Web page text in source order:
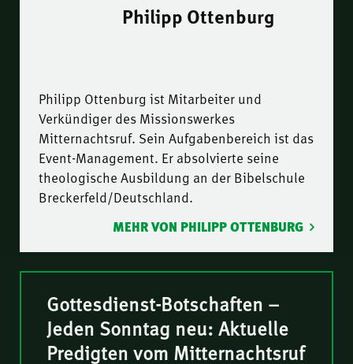
Philipp Ottenburg
Philipp Ottenburg ist Mitarbeiter und
Verkündiger des Missionswerkes
Mitternachtsruf. Sein Aufgabenbereich ist das
Event-Management. Er absolvierte seine
theologische Ausbildung an der Bibelschule
Breckerfeld/Deutschland.
MEHR VON PHILIPP OTTENBURG
Gottesdienst-Botschaften –
Jeden Sonntag neu: Aktuelle
Predigten vom Mitternachtsruf